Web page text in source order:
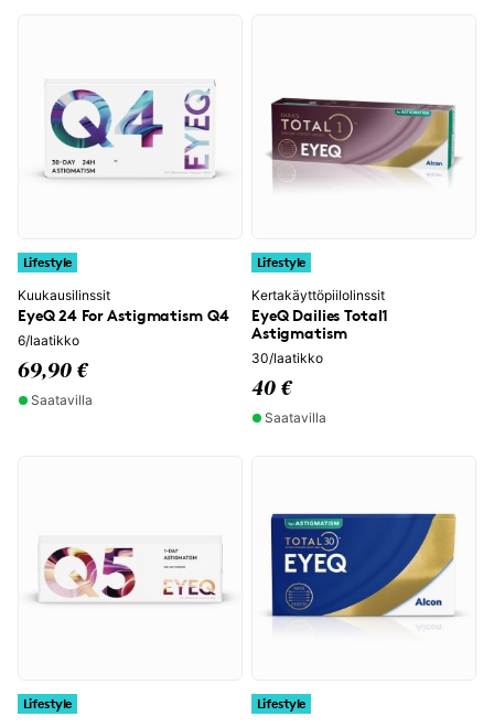
Lifestyle
Kuukausilinssit
EyeQ 24 For Astigmatism Q4
6/laatikko
69,90 €
Saatavilla
Lifestyle
Kertakäyttöpiilolinssit
EyeQ Dailies Total1
Astigmatism
30/laatikko
40 €
Saatavilla
Lifestyle
Lifestyle